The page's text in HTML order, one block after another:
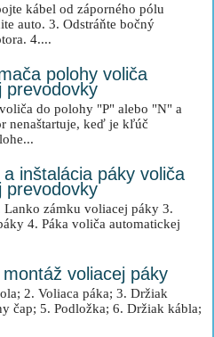
kábel od záporného pólu
auto. 3. Odstráňte bočný
4....
polohy voliča
prevodovky
do polohy "P" alebo "N" a
nenaštartuje, keď je kľúč
inštalácia páky voliča
prevodovky
Lanko zámku voliacej páky 3.
4. Páka voliča automatickej
voliacej páky
2. Voliaca páka; 3. Držiak
čap; 5. Podložka; 6. Držiak kábla;